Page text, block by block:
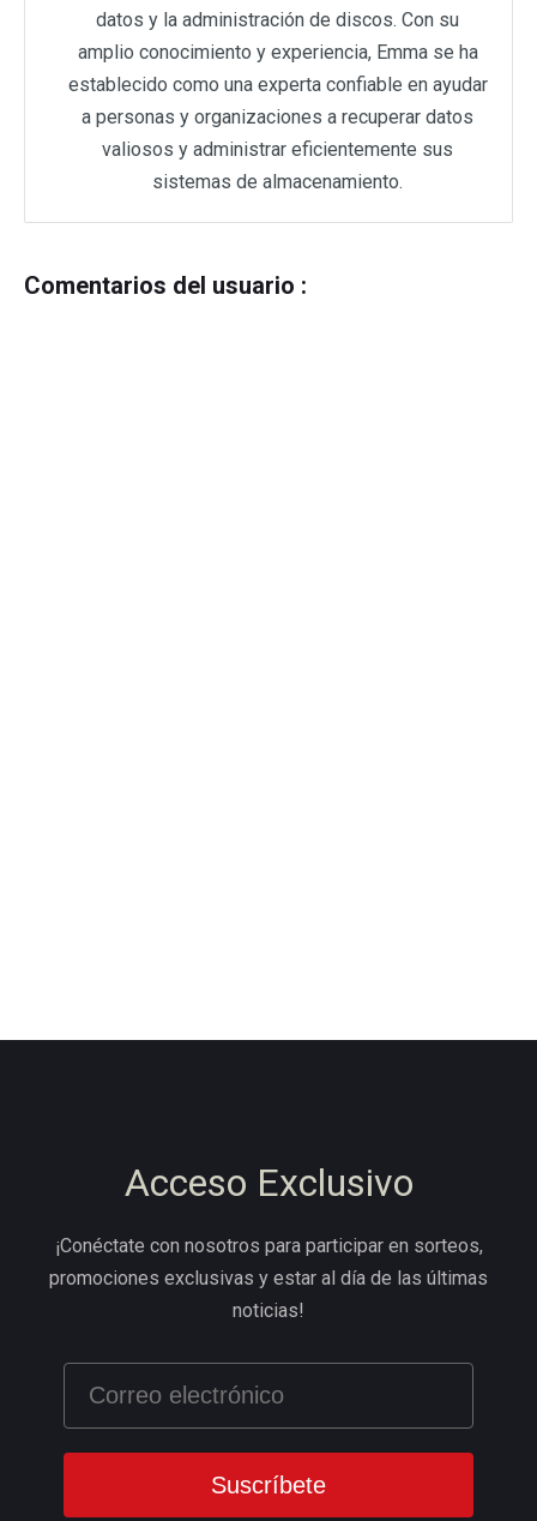
datos y la administración de discos. Con su
amplio conocimiento y experiencia, Emma se ha
establecido como una experta confiable en ayudar
a personas y organizaciones a recuperar datos
valiosos y administrar eficientemente sus
sistemas de almacenamiento.
Comentarios del usuario :
Acceso Exclusivo
¡Conéctate con nosotros para participar en sorteos,
promociones exclusivas y estar al día de las últimas
noticias!